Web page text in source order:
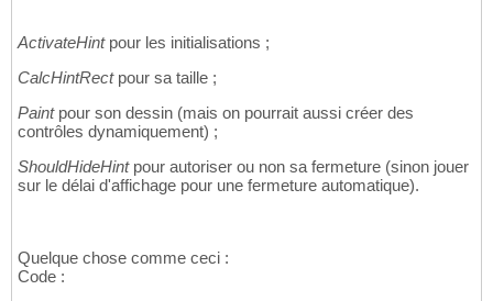
40
42
43
44
45
46
47
51
destructor
  FImageCache.Free;
inherited
end
{
initialization
end.
ActivateHint pour les initialisations ;
CalcHintRect pour sa taille ;
Paint pour son dessin (mais on pourrait aussi créer des
contrôles dynamiquement) ;
ShouldHideHint pour autoriser ou non sa fermeture (sinon jouer
sur le délai d'affichage pour une fermeture automatique).
Quelque chose comme ceci :
Code :